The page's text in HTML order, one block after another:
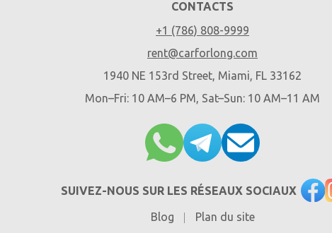
CONTACTS
+1 (786) 808-9999
rent@carforlong.com
1940 NE 153rd Street, Miami, FL 33162
Mon–Fri: 10 AM–6 PM, Sat–Sun: 10 AM–11 AM
SUIVEZ-NOUS SUR LES RÉSEAUX SOCIAUX
Blog Plan du site